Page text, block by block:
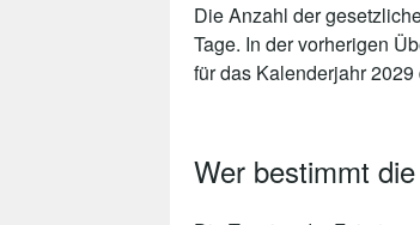
Die Anzahl der
Tage. In der vorherigen
für das Kalenderjahr
Wer bestimmt